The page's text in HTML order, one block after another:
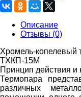
Описание
Отзывы (0)
Хромель-копелевый
ТХКП-15М
Принцип действия и
Термопара
различных